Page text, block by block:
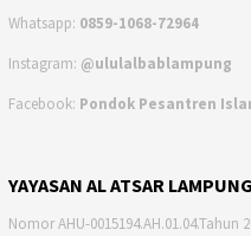
Whatsapp: 0859-1068-72964
Instagram: @ululalbablampung
Facebook: Pondok Pesantren
YAYASAN AL ATSAR LAMPUNG
Nomor AHU-0015194.AH.01.04.Tahun